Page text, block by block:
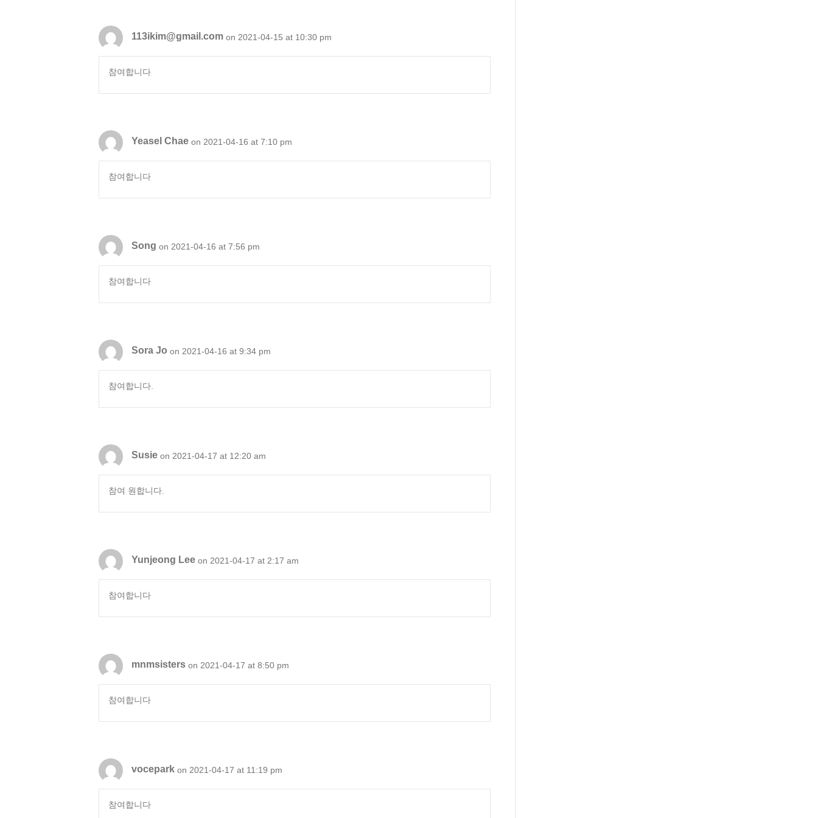
113ikim@gmail.com on 2021-04-15 at 10:30 pm
참여합니다
Yeasel Chae on 2021-04-16 at 7:10 pm
참여합니다
Song on 2021-04-16 at 7:56 pm
참여합니다
Sora Jo on 2021-04-16 at 9:34 pm
참여합니다.
Susie on 2021-04-17 at 12:20 am
참여 원합니다.
Yunjeong Lee on 2021-04-17 at 2:17 am
참여합니다
mnmsisters on 2021-04-17 at 8:50 pm
참여합니다
vocepark on 2021-04-17 at 11:19 pm
참여합니다